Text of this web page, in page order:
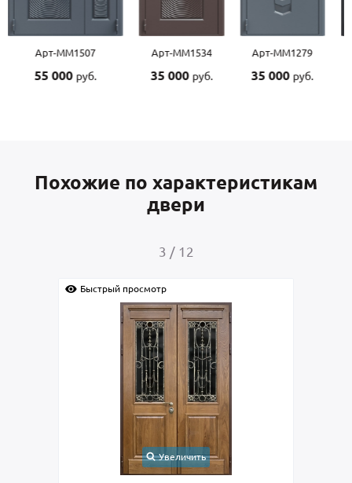
Арт-ММ1507
55 000 руб.
Арт-ММ1534
35 000 руб.
Арт-ММ1279
35 000 руб.
Похожие по характеристикам
двери
3 / 12
Быстрый просмотр
Увеличить